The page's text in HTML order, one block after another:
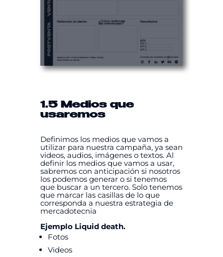
1.5 Medios que
usaremos
Definimos los medios que vamos a
utilizar para nuestra campaña, ya sean
videos, audios, imágenes o textos. Al
definir los medios que vamos a usar,
sabremos con anticipación si nosotros
los podemos generar o si tenemos
que buscar a un tercero. Solo tenemos
que marcar las casillas de lo que
corresponda a nuestra estrategia de
mercadotecnia
Ejemplo Liquid death.
Fotos
Videos